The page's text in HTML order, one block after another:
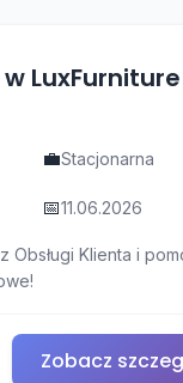
LuxFurniture
💼Stacjonarna
📅11.06.2026
Obsługi Klienta i
Zobacz